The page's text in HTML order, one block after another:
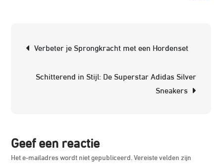
Verbeter je Sprongkracht met een Hordenset
Schitterend in Stijl: De Superstar Adidas Silver
Sneakers
Geef een reactie
Het e-mailadres wordt niet gepubliceerd. Vereiste velden zijn